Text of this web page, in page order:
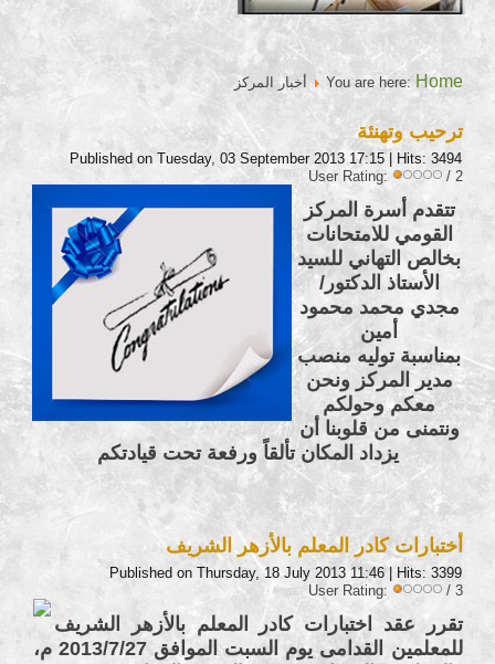
You are here: Home أخبار المركز
ترحيب وتهنئة
Published on Tuesday, 03 September 2013 17:15| Hits: 3494
User Rating:
/ 2
تتقدم أسرة المركز
القومي للامتحانات
بخالص التهاني للسيد
الأستاذ الدكتور/
مجدي محمد محمود
أمين
بمناسبة توليه منصب
مدير المركز ونحن
معكم وحولكم
ونتمنى من قلوبنا أن
يزداد المكان تألقاً ورفعة تحت قيادتكم
أختبارات كادر المعلم بالأزهر الشريف
Published on Thursday, 18 July 2013 11:46| Hits: 3399
User Rating:
/ 3
تقرر عقد اختبارات كادر المعلم بالأزهر الشريف
للمعلمين القدامى يوم السبت الموافق 2013/7/27 م،